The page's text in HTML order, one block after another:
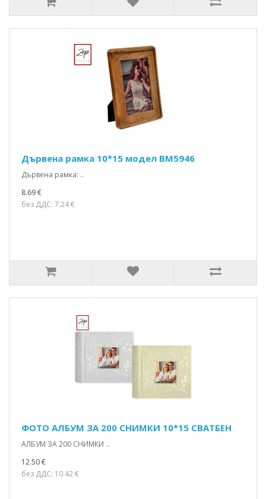
Дървена рамка 10*15 модел BM5946
Дървена рамка: ..
8.69 €
без ДДС: 7.24 €
ФОТО АЛБУМ ЗА 200 СНИМКИ 10*15 СВАТБЕН
АЛБУМ ЗА 200 СНИМКИ ..
12.50 €
без ДДС: 10.42 €